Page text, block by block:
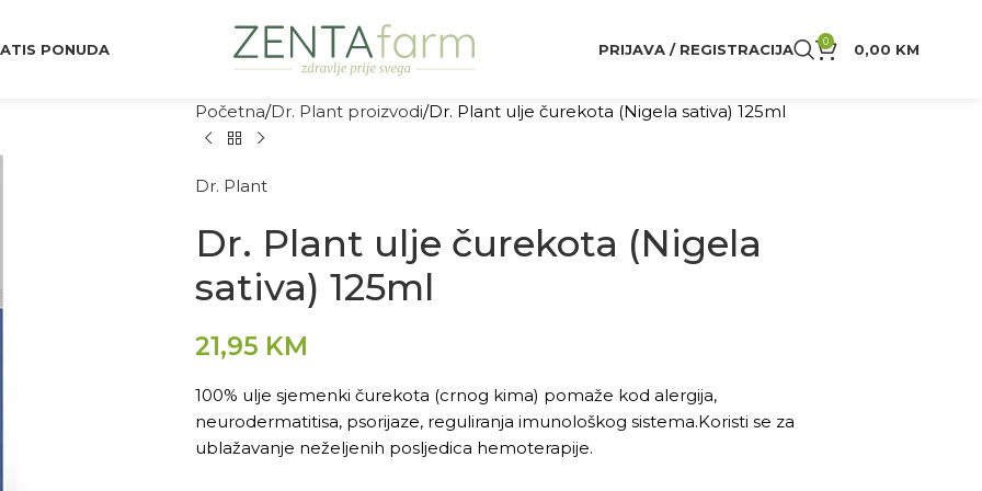
PONUDA PRIJAVA / REGISTRACIJA 0 0,00 KM
Početna Dr. Plant proizvodi Dr. Plant ulje čurekota (Nigela sativa) 125ml
Dr. Plant
Dr. Plant ulje čurekota (Nigela
sativa) 125ml
21,95 KM
100% ulje sjemenki čurekota (crnog kima) pomaže kod alergija,
neurodermatitisa, psorijaze, reguliranja imunološkog sistema.Koristi se za
ublažavanje neželjenih posljedica hemoterapije.